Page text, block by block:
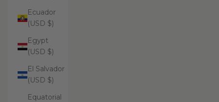
Ecuador
(USD $)
Egypt
(USD $)
El Salvador
(USD $)
Equatorial